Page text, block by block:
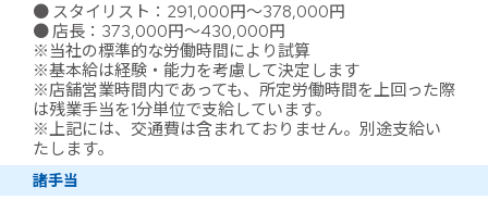
● スタイリスト：291,000円～378,000円
● 店長：373,000円～430,000円
※当社の標準的な労働時間により試算
※基本給は経験・能力を考慮して決定します
※店舗営業時間内であっても、所定労働時間を上回った際
は残業手当を1分単位で支給しています。
※上記には、交通費は含まれておりません。別途支給い
たします。
諸手当